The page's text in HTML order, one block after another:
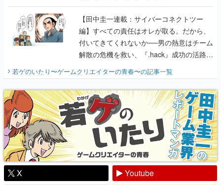
に行って、より理解を深めよう【PR】
【田中圭一連載：サイバーコネクトツー
編】すべての責任はオレが取る。だから、
付いてきてくれないか──男の熱意はチーム
解散の危機を救い、『.hack』成功の活路を
『少年ジャンプ』色だった【若ゲのいた
り】
若ゲのいたり〜ゲームクリエイターの青春〜の記事一覧
X
Youtube